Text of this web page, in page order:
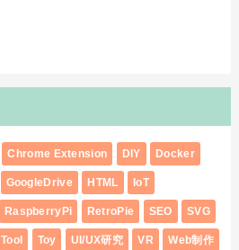
Chrome Extension DIY Docker
GoogleDrive HTML IoT
RaspberryPi RetroPie SEO SVG
Tool Toy UI/UX研究 VR Web制作